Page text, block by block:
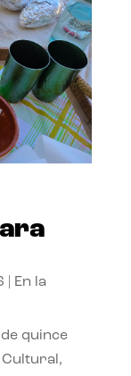
En la
quince
Cultural,